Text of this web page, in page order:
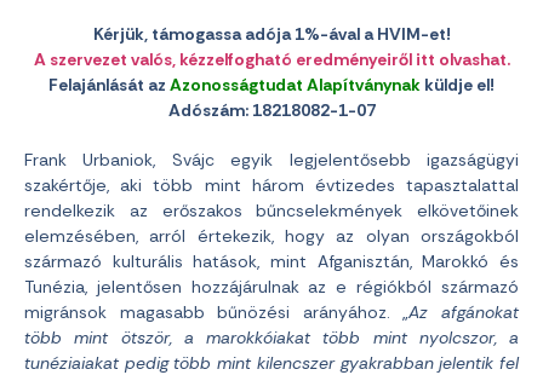
Kérjük, támogassa adója 1%-ával a HVIM-et!
A szervezet valós, kézzelfogható eredményeiről itt olvashat.
Felajánlását az Azonosságtudat Alapítványnak küldje el!
Adószám: 18218082-1-07
Frank Urbaniok, Svájc egyik legjelentősebb igazságügyi
szakértője, aki több mint három évtizedes tapasztalattal
rendelkezik az erőszakos bűncselekmények elkövetőinek
elemzésében, arról értekezik, hogy az olyan országokból
származó kulturális hatások, mint Afganisztán, Marokkó és
Tunézia, jelentősen hozzájárulnak az e régiókból származó
migránsok magasabb bűnözési arányához. „Az afgánokat
több mint ötször, a marokkóiakat több mint nyolcszor, a
tunéziaiakat pedig több mint kilencszer gyakrabban jelentik fel